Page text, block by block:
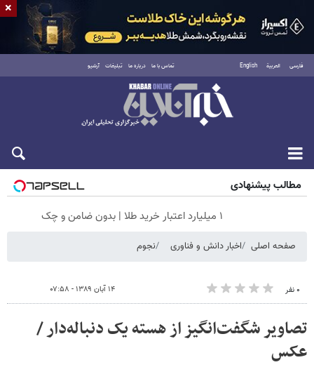
فارسی العربية English تماس با ما درباره ما تبلیغات آرشیو
شنبه ۱۷ مرداد ۱۴۰۵
مطالب پیشنهادی
۱ میلیارد اعتبار خرید طلا | بدون ضامن و چک
صفحه اصلی اخبار دانش و فناوری نجوم
۰ نفر ۱۴ آبان ۱۳۸۹ - ۰۷:۵۸
تصاویر شگفت‌انگیز از هسته یک دنباله‌دار /
عکس
×